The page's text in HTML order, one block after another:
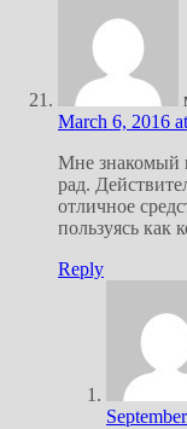
March 6, 2016
Мне знакомый
рад.
отличное
пользуясь как
Reply